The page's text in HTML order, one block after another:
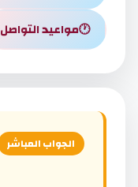
🕐مواعيد التواصل
الجواب المباشر